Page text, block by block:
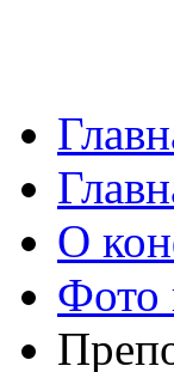
О
Фото